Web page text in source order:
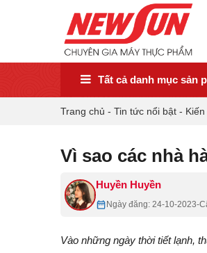
Tất cả danh mục sản
Trang chủ - Tin tức nổi bật -
Vì sao các nhà
Huyền Huyền
Ngày đăng: 24-10-2023-
Vào những ngày thời tiết lạnh,